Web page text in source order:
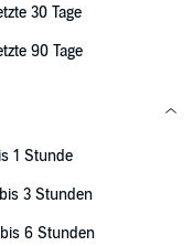
30 Tage
90 Tage
1 Stunde
3 Stunden
6 Stunden